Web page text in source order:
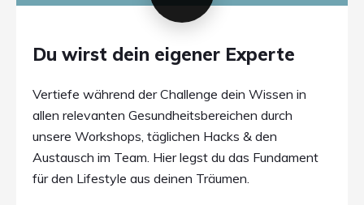
Du wirst dein eigener Experte
Vertiefe während der Challenge dein Wissen in
allen relevanten Gesundheitsbereichen durch
unsere Workshops, täglichen Hacks & den
Austausch im Team. Hier legst du das Fundament
für den Lifestyle aus deinen Träumen.